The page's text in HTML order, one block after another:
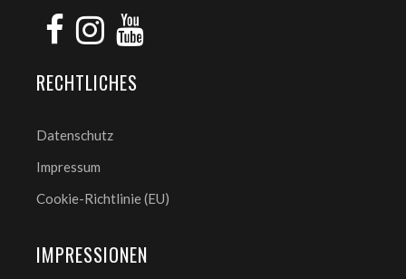
RECHTLICHES
Datenschutz
Impressum
Cookie-Richtlinie (EU)
IMPRESSIONEN